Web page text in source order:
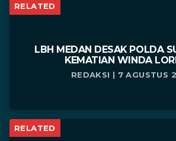
RELATED
LBH MEDAN DESAK POLDA
KEMATIAN WINDA
REDAKSI | 7 AGUSTUS
RELATED